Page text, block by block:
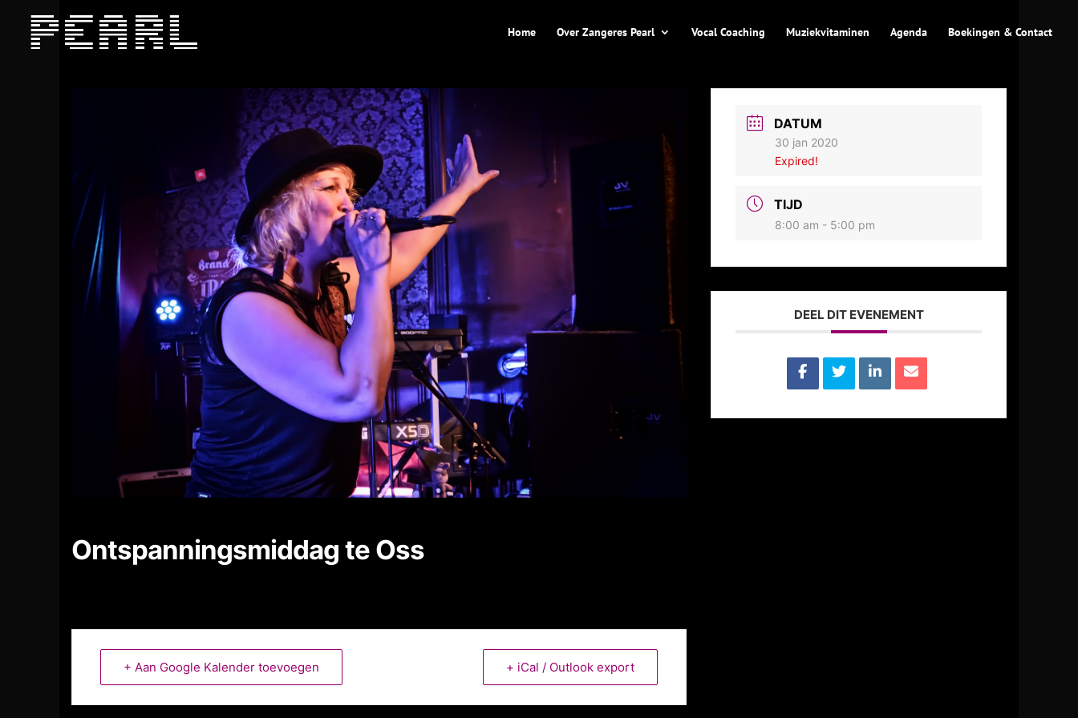
Home Over Zangeres Pearl Vocal Coaching Muziekvitaminen Agenda Boekingen & Contact
Ontspanningsmiddag te Oss
+ Aan Google Kalender toevoegen + iCal / Outlook export
DATUM
30 jan 2020
Expired!
TIJD
8:00 am - 5:00 pm
DEEL DIT EVENEMENT